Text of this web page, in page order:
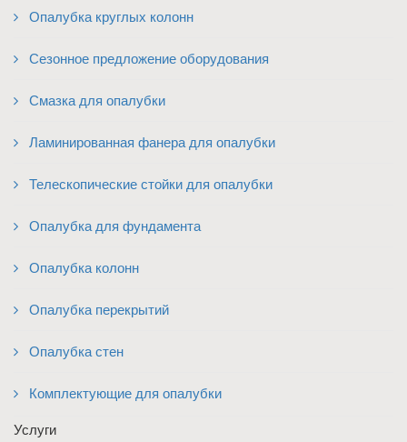
Опалубка круглых колонн
Сезонное предложение оборудования
Смазка для опалубки
Ламинированная фанера для опалубки
Телескопические стойки для опалубки
Опалубка для фундамента
Опалубка колонн
Опалубка перекрытий
Опалубка стен
Комплектующие для опалубки
Услуги